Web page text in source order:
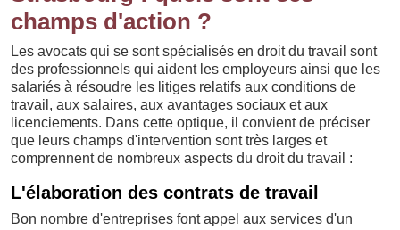
champs d'action ?
Les avocats qui se sont spécialisés en droit du travail sont
des professionnels qui aident les employeurs ainsi que les
salariés à résoudre les litiges relatifs aux conditions de
travail, aux salaires, aux avantages sociaux et aux
licenciements. Dans cette optique, il convient de préciser
que leurs champs d'intervention sont très larges et
comprennent de nombreux aspects du droit du travail :
L'élaboration des contrats de travail
Bon nombre d'entreprises font appel aux services d'un